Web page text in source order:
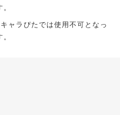
ャラぴたでは使用不可となっ